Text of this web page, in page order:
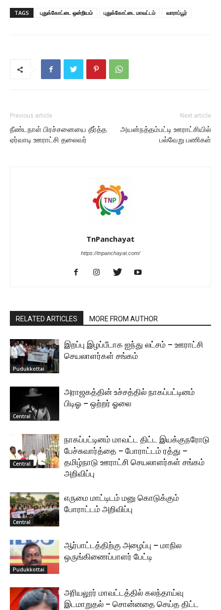
TAGS புதுக்கோட்டை ஒன்றியம் புதுக்கோட்டை மாவட்டம் வாராப்பூர்
Previous article
நீண்டநாள் பிரச்சனையை தீர்த்த
ஏர்வாடி ஊராட்சி தலைவர்
Next article
அயன்நத்தம்பட்டி ஊராட்சியில்
பல்வேறு பணிகள்
TnPanchayat
https://tnpanchayat.com/
RELATED ARTICLES MORE FROM AUTHOR
Pudukkottai
இறப்பு இழப்பீடாக ஐந்து லட்சம் – ஊராட்சி
செயலாளர்கள் சங்கம்
Central
அராஜகத்தின் உச்சத்தில் நாகப்பட்டினம்
பிடிஓ – ஒற்றர் ஓலை
Central
நாகப்பட்டினம் மாவட்ட திட்ட இயக்குநரோடு
பேச்சுவார்த்தை – போராட்டம் ரத்து –
தமிழ்நாடு ஊராட்சி செயலாளர்கள் சங்கம்
அறிவிப்பு
Central
எருமை மாட்டிடம் மனு கொடுக்கும்
போராட்டம் அறிவிப்பு
Pudukkottai
ஆர்பாட்டத்திற்கு அழைப்பு – மாநில
ஒருங்கிணைப்பாளர் பேட்டி
அரியலூர் மாவட்டத்தில் கலந்தாய்வு
இடமாறுதல் – சொன்னதை செய்த திட்ட